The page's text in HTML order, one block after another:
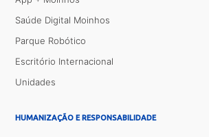
Saúde Digital Moinhos
Parque Robótico
Escritório Internacional
Unidades
HUMANIZAÇÃO E RESPONSABILIDADE